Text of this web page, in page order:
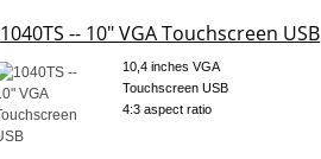
1040TS -- 10" VGA Touchscreen USB
10,4 inches VGA
Touchscreen USB
4:3 aspect ratio